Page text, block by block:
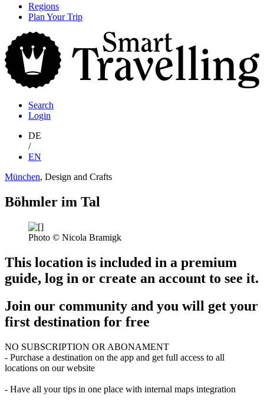
content
Regions
Plan Your Trip
Search
Login
DE
/
EN
München, Design and Crafts
Böhmler im Tal
Photo © Nicola Bramigk
This location is included in a premium
guide, log in or create an account to see it.
Join our community and you will get your
first destination for free
NO SUBSCRIPTION OR ABONAMENT
- Purchase a destination on the app and get full access to all
locations on our website
- Have all your tips in one place with internal maps integration